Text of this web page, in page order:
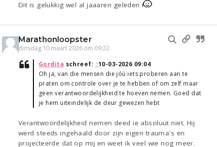
Dit is gelukkig wel al jaaaren geleden
Marathonloopster
dinsdag 10 maart 2026 om 09:22
Gordita schreef: ↑10-03-2026 09:04
Oh ja, van die mensen die jóú iets proberen aan te
praten om controle over je te hebben of om zelf maar
geen verantwoordelijkheid te hoeven nemen. Goed dat
je hem uiteindelijk de deur gewezen hebt
Verantwoordelijkheid nemen deed ie absoluut niet. Hij
werd steeds ingehaald door zijn eigen trauma's en
projecteerde dat op mij en weet ik veel wie nog meer.